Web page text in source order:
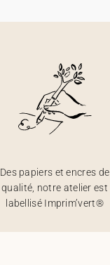
Des papiers et encres de
qualité, notre atelier est
labellisé Imprim’vert®